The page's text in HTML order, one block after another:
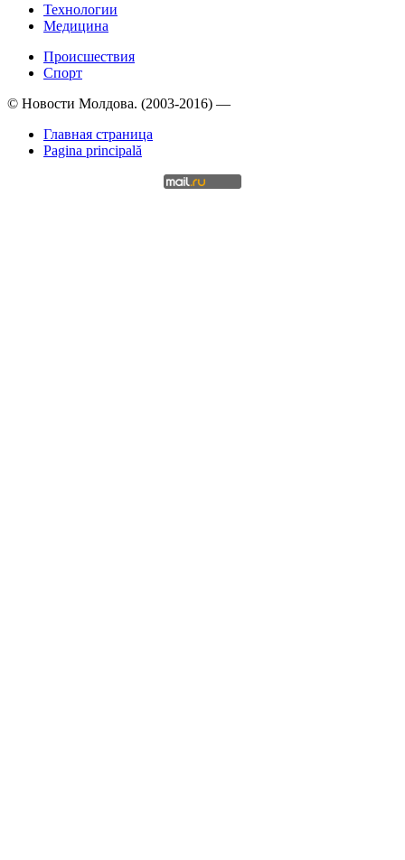
Технологии
Медицина
Происшествия
Спорт
© Новости Молдова. (2003-2016) —
Главная страница
Pagina principală